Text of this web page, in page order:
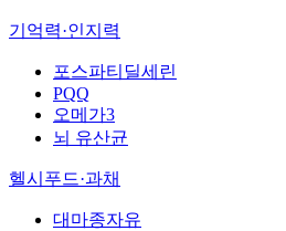
기억력·인지력
포스파티딜세린
PQQ
오메가3
뇌 유산균
헬시푸드·과채
대마종자유